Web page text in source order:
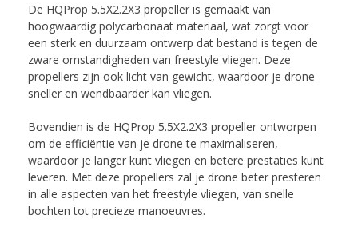
De HQProp 5.5X2.2X3 propeller is gemaakt van
hoogwaardig polycarbonaat materiaal, wat zorgt voor
een sterk en duurzaam ontwerp dat bestand is tegen de
zware omstandigheden van freestyle vliegen. Deze
propellers zijn ook licht van gewicht, waardoor je drone
sneller en wendbaarder kan vliegen.
Bovendien is de HQProp 5.5X2.2X3 propeller ontworpen
om de efficiëntie van je drone te maximaliseren,
waardoor je langer kunt vliegen en betere prestaties kunt
leveren. Met deze propellers zal je drone beter presteren
in alle aspecten van het freestyle vliegen, van snelle
bochten tot precieze manoeuvres.